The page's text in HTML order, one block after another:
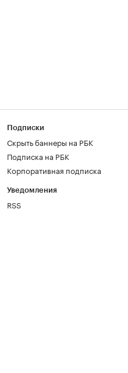
Подписки
Скрыть баннеры на РБК
Подписка на РБК
Корпоративная подписка
Уведомления
RSS